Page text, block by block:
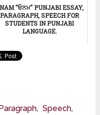
"ਓਨਮ" PUNJABI ESSAY,
PARAGRAPH, SPEECH FOR
STUDENTS IN PUNJABI
LANGUAGE.
, Speech,